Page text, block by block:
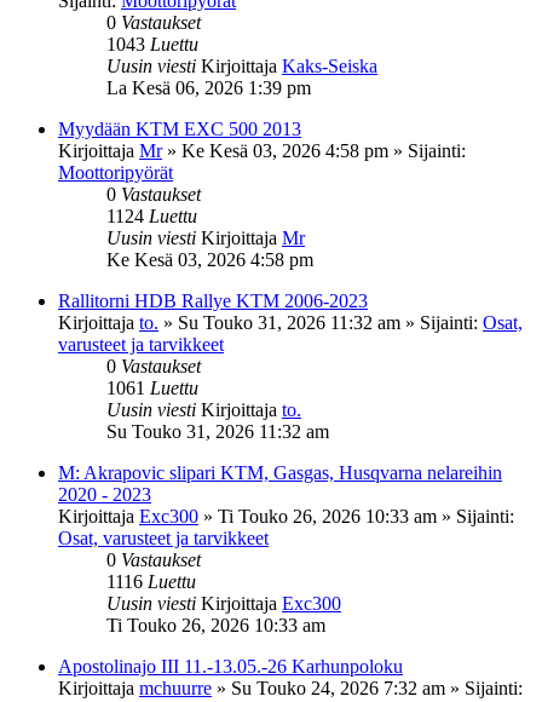
0 Vastaukset
1043 Luettu
Uusin viesti Kirjoittaja Kaks-Seiska
La Kesä 06, 2026 1:39 pm
Myydään KTM EXC 500 2013
Kirjoittaja Mr» Ke Kesä 03, 2026 4:58 pm » Sijainti:
Moottoripyörät
0 Vastaukset
1124 Luettu
Uusin viesti Kirjoittaja Mr
Ke Kesä 03, 2026 4:58 pm
Rallitorni HDB Rallye KTM 2006-2023
Kirjoittaja to. » Su Touko 31, 2026 11:32 am » Sijainti: Osat,
varusteet ja tarvikkeet
0 Vastaukset
1061 Luettu
Uusin viesti Kirjoittaja to.
Su Touko 31, 2026 11:32 am
M: Akrapovic slipari KTM, Gasgas, Husqvarna nelareihin
2020 - 2023
Kirjoittaja Exc300 » Ti Touko 26, 2026 10:33 am » Sijainti:
Osat, varusteet ja tarvikkeet
0 Vastaukset
1116 Luettu
Uusin viesti Kirjoittaja Exc300
Ti Touko 26, 2026 10:33 am
Apostolinajo III 11.-13.05.-26 Karhunpoloku
Kirjoittaja mchuurre » Su Touko 24, 2026 7:32 am » Sijainti: